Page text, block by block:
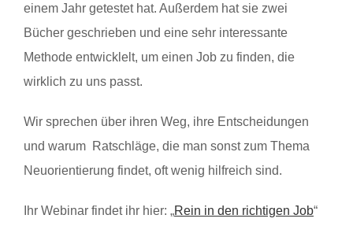
einem Jahr getestet hat. Außerdem hat sie zwei
Bücher geschrieben und eine sehr interessante
Methode entwicklelt, um einen Job zu finden, die
wirklich zu uns passt.
Wir sprechen über ihren Weg, ihre Entscheidungen
und warum Ratschläge, die man sonst zum Thema
Neuorientierung findet, oft wenig hilfreich sind.
Ihr Webinar findet ihr hier: „Rein in den richtigen Job“